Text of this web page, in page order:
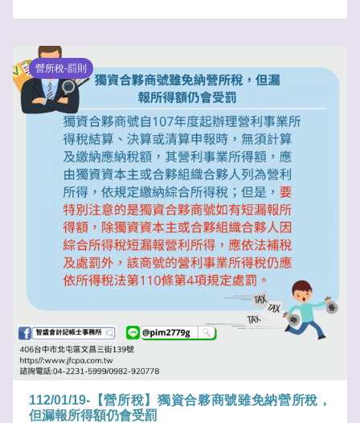
營所稅-罰則
112/01/19-【營所稅】獨資合夥商號雖免納營所稅，
但漏報所得額仍會受罰